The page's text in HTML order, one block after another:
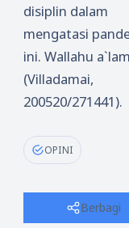
disiplin dalam
mengatasi
ini. Wallahu
(Villadamai,
200520/271441).
OPINI
Berbagi